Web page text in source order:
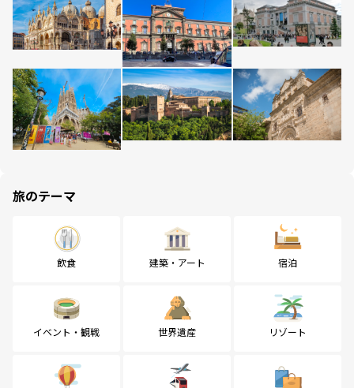
旅のテーマ
飲食 建築・アート 宿泊
イベント・観戦 世界遺産 リゾート